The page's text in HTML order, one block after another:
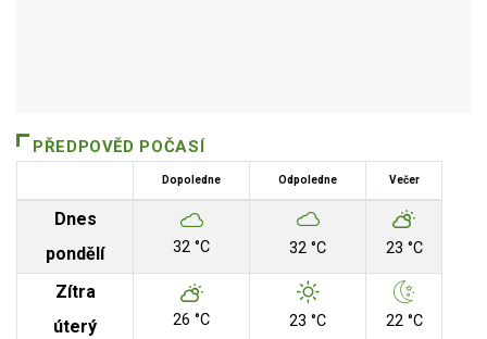
PŘEDPOVĚD POČASÍ
Dopoledne Odpoledne Večer
Dnes
pondělí
32 °C 32 °C 23 °C
Zítra
úterý
26 °C 23 °C 22 °C